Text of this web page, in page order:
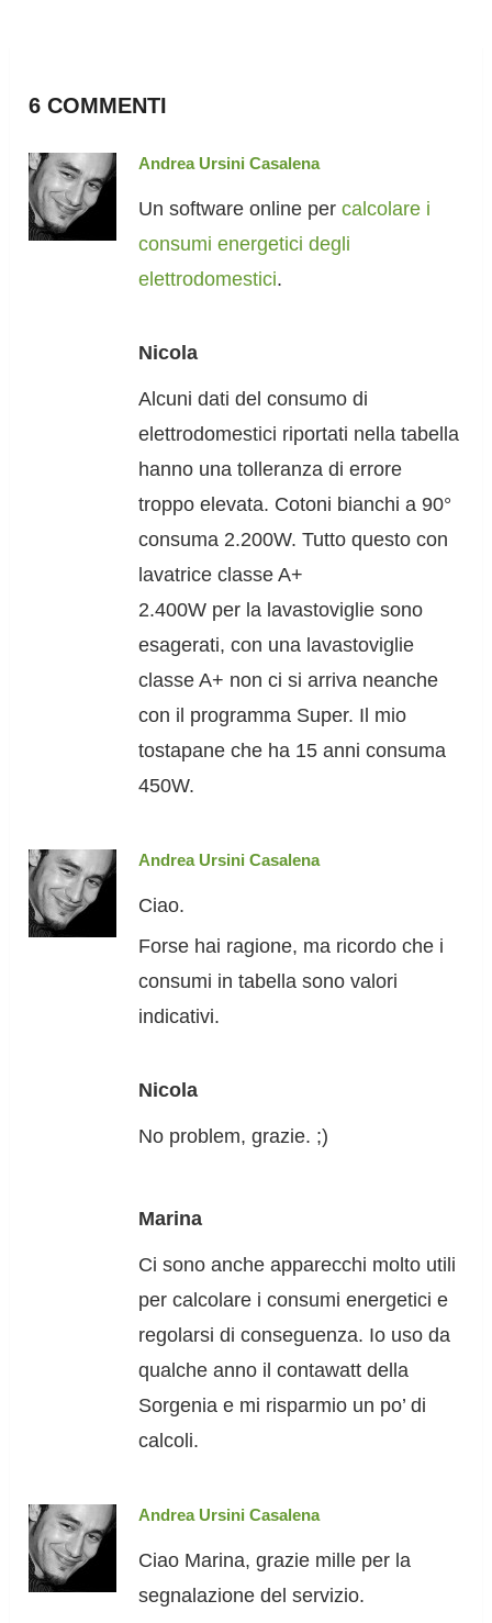
6 COMMENTI
Andrea Ursini Casalena
Un software online percalcolare i
consumi energetici degli
elettrodomestici.
Nicola
Alcuni dati del consumo di
elettrodomestici riportati nella tabella
hanno una tolleranza di errore
troppo elevata. Cotoni bianchi a 90°
consuma 2.200W. Tutto questo con
lavatrice classe A+
2.400W per la lavastoviglie sono
esagerati, con una lavastoviglie
classe A+ non ci si arriva neanche
con il programma Super. Il mio
tostapane che ha 15 anni consuma
450W.
Andrea Ursini Casalena
Ciao.
Forse hai ragione, ma ricordo che i
consumi in tabella sono valori
indicativi.
Nicola
No problem, grazie. ;)
Marina
Ci sono anche apparecchi molto utili
per calcolare i consumi energetici e
regolarsi di conseguenza. Io uso da
qualche anno il contawatt della
Sorgenia e mi risparmio un po’ di
calcoli.
Andrea Ursini Casalena
Ciao Marina, grazie mille per la
segnalazione del servizio.